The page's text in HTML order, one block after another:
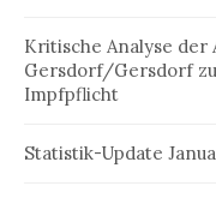
a
t
Kritische Analyse
Gersdorf/Gersdorf
Impfpflicht
Statistik-Update